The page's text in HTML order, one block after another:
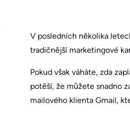
V posledních několika
tradičnější marketingové
Pokud však váháte, zda
potěší, že můžete snadno
mailového klienta Gmail,